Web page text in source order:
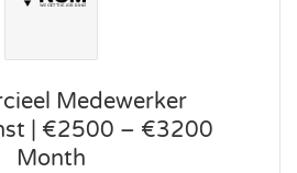
Medewerker
| €2500 – €3200
Month